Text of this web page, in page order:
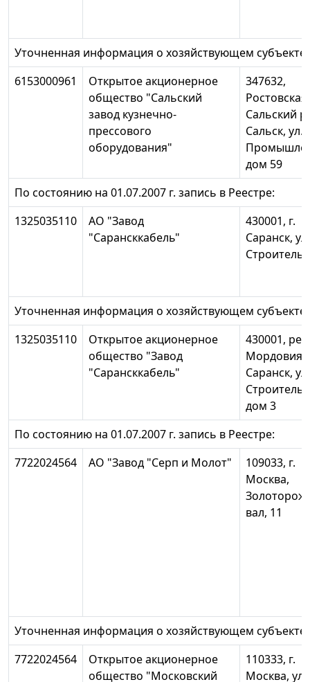
Уточненная информация о хозяйствующем субъекте:
6153000961
Открытое акционерное
общество "Сальский
завод кузнечно-
прессового
оборудования"
347632,
Сальский
Сальск, ул.
дом 59
По состоянию на 01.07.2007 г. запись в Реестре:
1325035110
АО "Завод
"Сарансккабель"
430001, г.
Саранск, ул.
Уточненная информация о хозяйствующем субъекте:
1325035110
Открытое акционерное
общество "Завод
"Сарансккабель"
430001,
Мордовия,
Саранск, ул.
дом 3
По состоянию на 01.07.2007 г. запись в Реестре:
7722024564
АО "Завод "Серп и Молот"
109033, г.
Москва,
вал, 11
Уточненная информация о хозяйствующем субъекте:
7722024564
Открытое акционерное
общество "Московский
110333, г.
Москва, ул.